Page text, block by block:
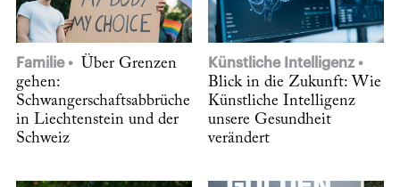
Familie
Über Grenzen
gehen:
Schwangerschaftsabbrüche
in Liechtenstein und der
Schweiz
Künstliche Intelligenz
Blick in die Zukunft: Wie
Künstliche Intelligenz
unsere Gesundheit
verändert